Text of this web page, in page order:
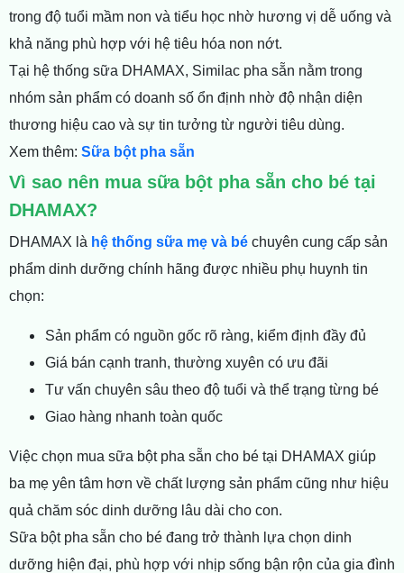
trong độ tuổi mầm non và tiểu học nhờ hương vị dễ uống và
khả năng phù hợp với hệ tiêu hóa non nớt.
Tại hệ thống sữa DHAMAX, Similac pha sẵn nằm trong
nhóm sản phẩm có doanh số ổn định nhờ độ nhận diện
thương hiệu cao và sự tin tưởng từ người tiêu dùng.
Xem thêm: Sữa bột pha sẵn
Vì sao nên mua sữa bột pha sẵn cho bé tại
DHAMAX?
DHAMAX là hệ thống sữa mẹ và bé chuyên cung cấp sản
phẩm dinh dưỡng chính hãng được nhiều phụ huynh tin
chọn:
Sản phẩm có nguồn gốc rõ ràng, kiểm định đầy đủ
Giá bán cạnh tranh, thường xuyên có ưu đãi
Tư vấn chuyên sâu theo độ tuổi và thể trạng từng bé
Giao hàng nhanh toàn quốc
Việc chọn mua sữa bột pha sẵn cho bé tại DHAMAX giúp
ba mẹ yên tâm hơn về chất lượng sản phẩm cũng như hiệu
quả chăm sóc dinh dưỡng lâu dài cho con.
Sữa bột pha sẵn cho bé đang trở thành lựa chọn dinh
dưỡng hiện đại, phù hợp với nhịp sống bận rộn của gia đình